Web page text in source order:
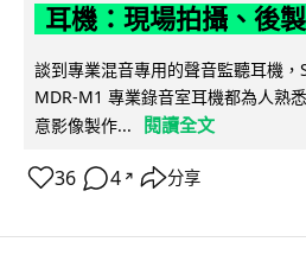
耳機：現場拍攝、後
談到專業混音專用的聲音監聽耳機
MDR-M1 專業錄音室耳機都為人熟
意影像製作...
閱讀全文
36 4 ↗ 分享